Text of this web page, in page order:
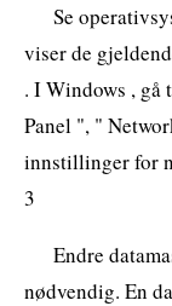
Se
viser de
. I Windows ,
Panel ", "
innstillinger for
3
Endre
nødvendig. En